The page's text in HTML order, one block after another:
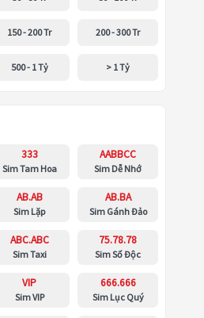
150 - 200 Tr 200 - 300 Tr
500 - 1 Tỷ > 1 Tỷ
333
Sim Tam Hoa
AABBCC
Sim Dễ Nhớ
AB.AB
Sim Lặp
AB.BA
Sim Gánh Đảo
ABC.ABC
Sim Taxi
75.78.78
Sim Số Độc
VIP
Sim VIP
666.666
Sim Lục Quý